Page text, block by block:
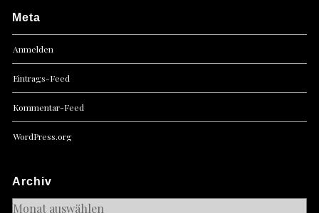
Meta
Anmelden
Eintrags-Feed
Kommentar-Feed
WordPress.org
Archiv
Archiv